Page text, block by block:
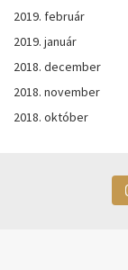
2019. február
2019. január
2018. december
2018. november
2018. október